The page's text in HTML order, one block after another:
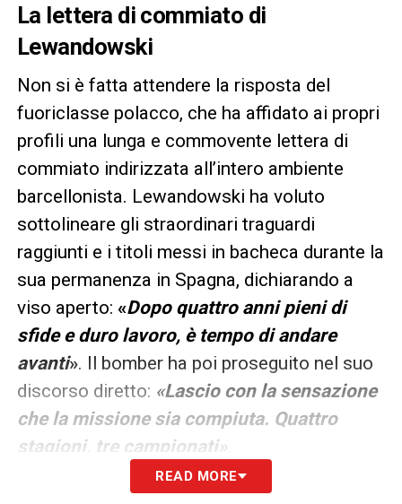
La lettera di commiato di
Lewandowski
Non si è fatta attendere la risposta del
fuoriclasse polacco, che ha affidato ai propri
profili una lunga e commovente lettera di
commiato indirizzata all’intero ambiente
barcellonista. Lewandowski ha voluto
sottolineare gli straordinari traguardi
raggiunti e i titoli messi in bacheca durante la
sua permanenza in Spagna, dichiarando a
viso aperto: «Dopo quattro anni pieni di
sfide e duro lavoro, è tempo di andare
avanti». Il bomber ha poi proseguito nel suo
discorso diretto: «Lascio con la sensazione
che la missione sia compiuta. Quattro
stagioni, tre campionati».
Il centravanti ha voluto dedicare un pensiero
READ MORE